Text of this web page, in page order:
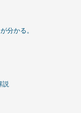
分かる。
説